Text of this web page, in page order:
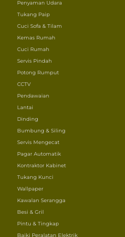
Penyaman Udara
Tukang Paip
Cuci Sofa & Tilam
Kemas Rumah
Cuci Rumah
Servis Pindah
Potong Rumput
CCTV
Pendawaian
Lantai
Dinding
Bumbung & Siling
Servis Mengecat
Pagar Automatik
Kontraktor Kabinet
Tukang Kunci
Wallpaper
Kawalan Serangga
Besi & Gril
Pintu & Tingkap
Baiki Peralatan Elektrik